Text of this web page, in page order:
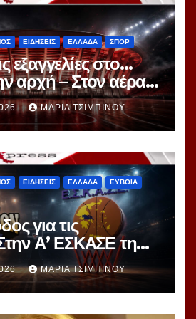
ΕΙΔΗΣΕΙΣ ΕΛΛΑΔΑ ΣΠΟΡ
εξαγγελίες στο…
αρχή – Στον αέρα ο
των 24,8 εκατ.
ΜΑΡΊΑ ΤΣΙΜΠΙΝΟΎ
ΕΙΔΗΣΕΙΣ ΕΛΛΑΔΑ ΕΥΒΟΙΑ
για τις
Α’ ΕΣΚΑΣΕ τη
είναι οι 12
ΜΑΡΊΑ ΤΣΙΜΠΙΝΟΎ